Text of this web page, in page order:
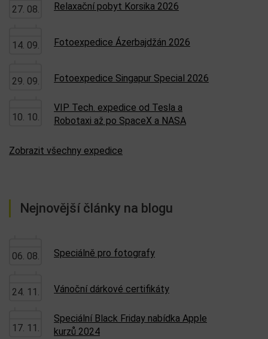
27. 08. Relaxační pobyt Korsika 2026
14. 09. Fotoexpedice Ázerbajdžán 2026
29. 09. Fotoexpedice Singapur Special 2026
10. 10.
VIP Tech. expedice od Tesla a
Robotaxi až po SpaceX a NASA
Zobrazit všechny expedice
Nejnovější články na blogu
06. 08. Speciálně pro fotografy
24. 11. Vánoční dárkové certifikáty
17. 11.
Speciální Black Friday nabídka Apple
kurzů 2024